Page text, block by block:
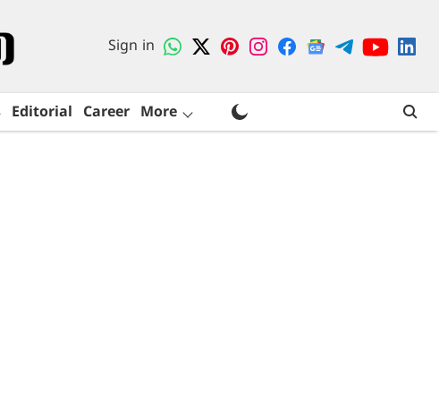
Sign in
Editorial Career More